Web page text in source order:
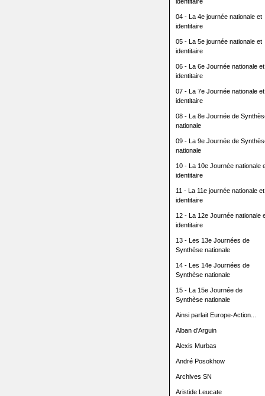
04 - La 4e journée nationale et
identitaire
05 - La 5e journée nationale et
identitaire
06 - La 6e Journée nationale et
identitaire
07 - La 7e Journée nationale et
identitaire
08 - La 8e Journée de
nationale
09 - La 9e Journée de
nationale
10 - La 10e Journée nationale
identitaire
11 - La 11e journée nationale et
identitaire
12 - La 12e Journée nationale
identitaire
13 - Les 13e Journées de
Synthèse nationale
14 - Les 14e Journées de
Synthèse nationale
15 - La 15e Journée de
Synthèse nationale
Ainsi parlait Europe-Action...
Alban d'Arguin
Alexis Murbas
André Posokhow
Archives SN
Aristide Leucate